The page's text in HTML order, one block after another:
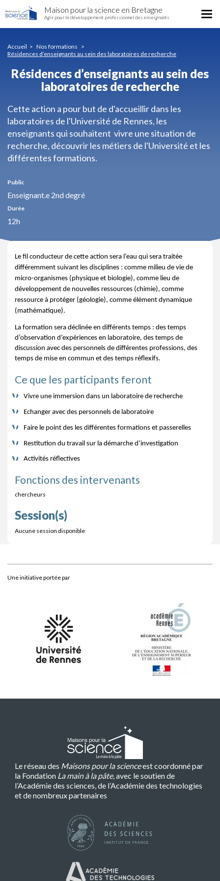
Résidences
d’enseignants
des
laboratoires
recherche
au
Maison pour la science en Bretagne
Agir pour le développement professionnel des enseignants
Accueil
Nos formations
Résidences d’enseignants au sein des laboratoires de recherche
Résidences d’enseignants au sein des
laboratoires de recherche
Cette action a pour but de d'accueillir dans les
laboratoires de l'Université de Rennes, les
enseignants qui souhaitent vivre une situation de
recherche, découvrir les métiers de l'Université et les
différentes formations.
Public
Enseignant.e 2nd degré
Durée
12h
Le fil conducteur de cette action sera l’eau qui sera traitée
différemment suivant les disciplines : comme milieu de vie de
micro-organismes (physique et biologie), comme lieu de
développement de nouvelles ressources (chimie), comme
ressource à protéger (géologie), comme élément dynamique
(mathématique).
La formation sera déclinée en différents temps : des temps
d’observation d’expériences en laboratoire, des temps de
discussion avec des personnels de différentes professions, des
temps de mise en commun et des temps réflexifs.
Ce que les participants feront
Vivre une immersion dans un laboratoire de recherche
Echanger avec des personnels de laboratoire
Faire le point des les différentes formations et passerelles
Restitution du travail sur la démarche d’investigation
Activités réflectives
Fonctions des intervenants
chercheurs
Session(s)
Aucune session disponible
Une initiative portée par
Le réseau des Maisons pour la scienceest coordonné par
la Fondation La main à la pâte, avec le soutien de
l’Académie des sciences, de l’Académie des technologies
et de nombreux partenaires